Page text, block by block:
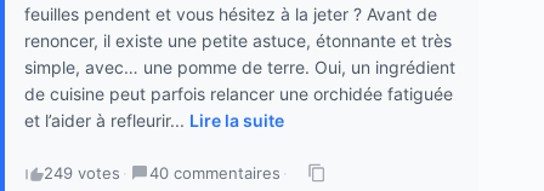
feuilles pendent et vous hésitez à la jeter ? Avant de
renoncer, il existe une petite astuce, étonnante et très
simple, avec… une pomme de terre. Oui, un ingrédient
de cuisine peut parfois relancer une orchidée fatiguée
et l’aider à refleurir... Lire la suite
249 votes · 40 commentaires ·